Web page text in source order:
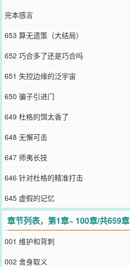
完本感言
653 算无遗策（大结局）
652 巧合多了还是巧合吗
651 失控边缘的泛宇宙
650 骗子引进门
649 杜格的饵太香了
648 无懈可击
647 师夷长技
646 针对杜格的精准打击
645 虚假的记忆
章节列表，第1章~ 100章/共659章
001 维护和背刺
002 舍身取义